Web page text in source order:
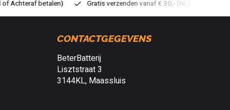
verzenden vanaf € 30,- (NL) Verzendkosten € 2,95 (NL)
CONTACTGEGEVENS
BeterBatterij
Lisztstraat 3
3144KL, Maassluis